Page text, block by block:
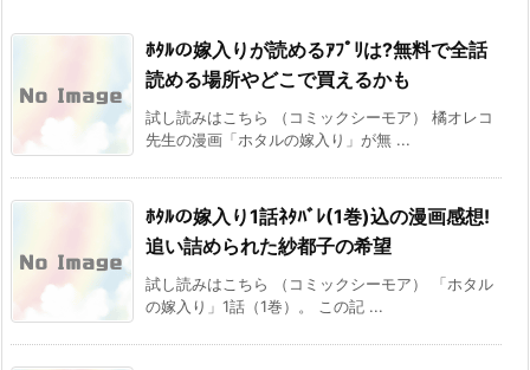
ﾎﾀﾙの嫁入りが読めるｱﾌﾟﾘは?無料で全話
読める場所やどこで買えるかも
試し読みはこちら （コミックシーモア） 橘オレコ
先生の漫画「ホタルの嫁入り」が無 ...
ﾎﾀﾙの嫁入り1話ﾈﾀﾊﾞﾚ(1巻)込の漫画感想!
追い詰められた紗都子の希望
試し読みはこちら （コミックシーモア） 「ホタル
の嫁入り」1話（1巻）。 この記 ...